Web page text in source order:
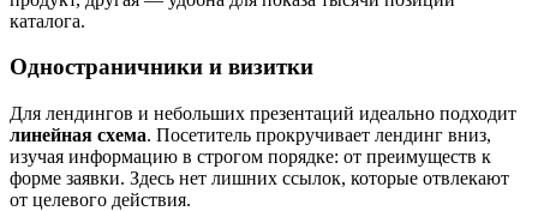
каталога.
Одностраничники и визитки
Для лендингов и небольших презентаций идеально подходит
линейная схема. Посетитель прокручивает лендинг вниз,
изучая информацию в строгом порядке: от преимуществ к
форме заявки. Здесь нет лишних ссылок, которые отвлекают
от целевого действия.